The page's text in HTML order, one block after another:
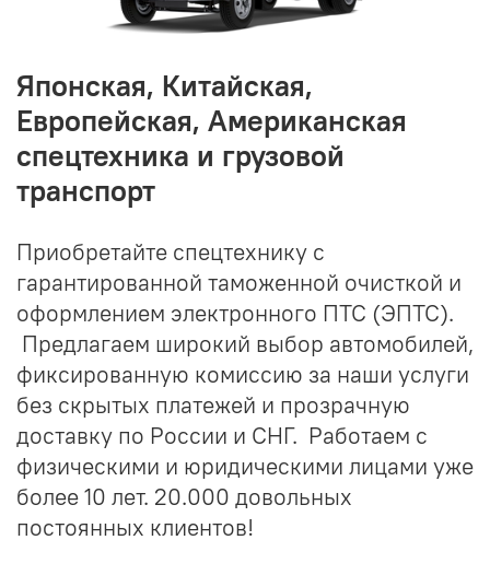
Японская, Китайская,
Европейская, Американская
спецтехника и грузовой
транспорт
Приобретайте спецтехнику с
гарантированной таможенной очисткой и
оформлением электронного ПТС (ЭПТС).
Предлагаем широкий выбор автомобилей,
фиксированную комиссию за наши услуги
без скрытых платежей и прозрачную
доставку по России и СНГ. Работаем с
физическими и юридическими лицами уже
более 10 лет. 20.000 довольных
постоянных клиентов!